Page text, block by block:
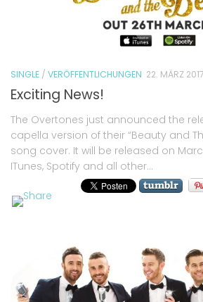
SINGLE / VERÖFFENTLICHUNGEN 22. MÄRZ 2017
Exciting News!
The Overtones just announced the
capella version of their “Beauty and
song cover. It will be released on
ITunes, Spotify and all other...